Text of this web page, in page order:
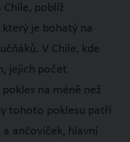
Chile, poblíž
je bohatý na
V Chile, kde
jejich počet
na méně než
tohoto poklesu patří
ančoviček, hlavní